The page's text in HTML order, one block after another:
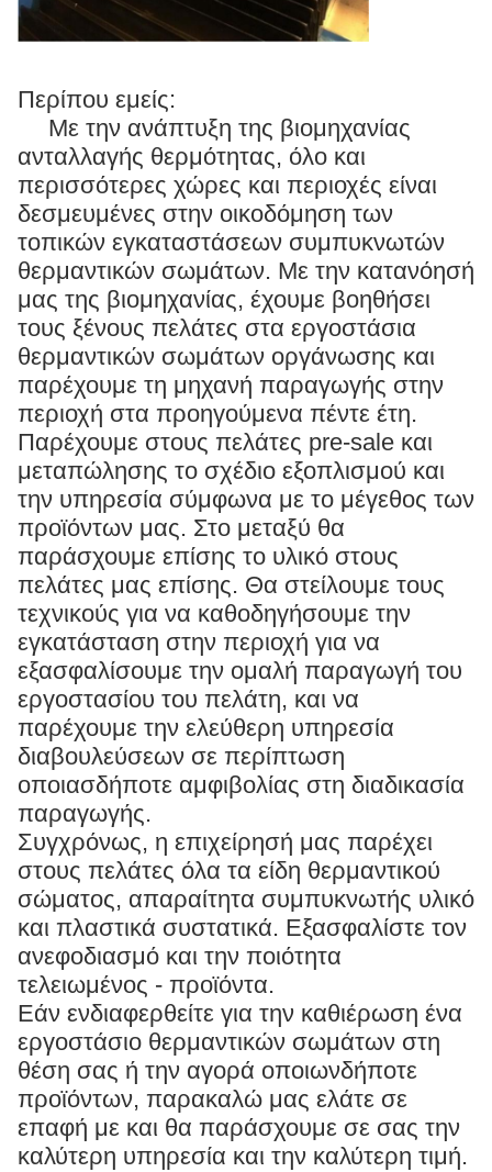
Περίπου εμείς:
Με την ανάπτυξη της βιομηχανίας
ανταλλαγής θερμότητας, όλο και
περισσότερες χώρες και περιοχές είναι
δεσμευμένες στην οικοδόμηση των
τοπικών εγκαταστάσεων συμπυκνωτών
θερμαντικών σωμάτων. Με την κατανόησή
μας της βιομηχανίας, έχουμε βοηθήσει
τους ξένους πελάτες στα εργοστάσια
θερμαντικών σωμάτων οργάνωσης και
παρέχουμε τη μηχανή παραγωγής στην
περιοχή στα προηγούμενα πέντε έτη.
Παρέχουμε στους πελάτες pre-sale και
μεταπώλησης το σχέδιο εξοπλισμού και
την υπηρεσία σύμφωνα με το μέγεθος των
προϊόντων μας. Στο μεταξύ θα
παράσχουμε επίσης το υλικό στους
πελάτες μας επίσης. Θα στείλουμε τους
τεχνικούς για να καθοδηγήσουμε την
εγκατάσταση στην περιοχή για να
εξασφαλίσουμε την ομαλή παραγωγή του
εργοστασίου του πελάτη, και να
παρέχουμε την ελεύθερη υπηρεσία
διαβουλεύσεων σε περίπτωση
οποιασδήποτε αμφιβολίας στη διαδικασία
παραγωγής.
Συγχρόνως, η επιχείρησή μας παρέχει
στους πελάτες όλα τα είδη θερμαντικού
σώματος, απαραίτητα συμπυκνωτής υλικό
και πλαστικά συστατικά. Εξασφαλίστε τον
ανεφοδιασμό και την ποιότητα
τελειωμένος - προϊόντα.
Εάν ενδιαφερθείτε για την καθιέρωση ένα
εργοστάσιο θερμαντικών σωμάτων στη
θέση σας ή την αγορά οποιωνδήποτε
προϊόντων, παρακαλώ μας ελάτε σε
επαφή με και θα παράσχουμε σε σας την
καλύτερη υπηρεσία και την καλύτερη τιμή.